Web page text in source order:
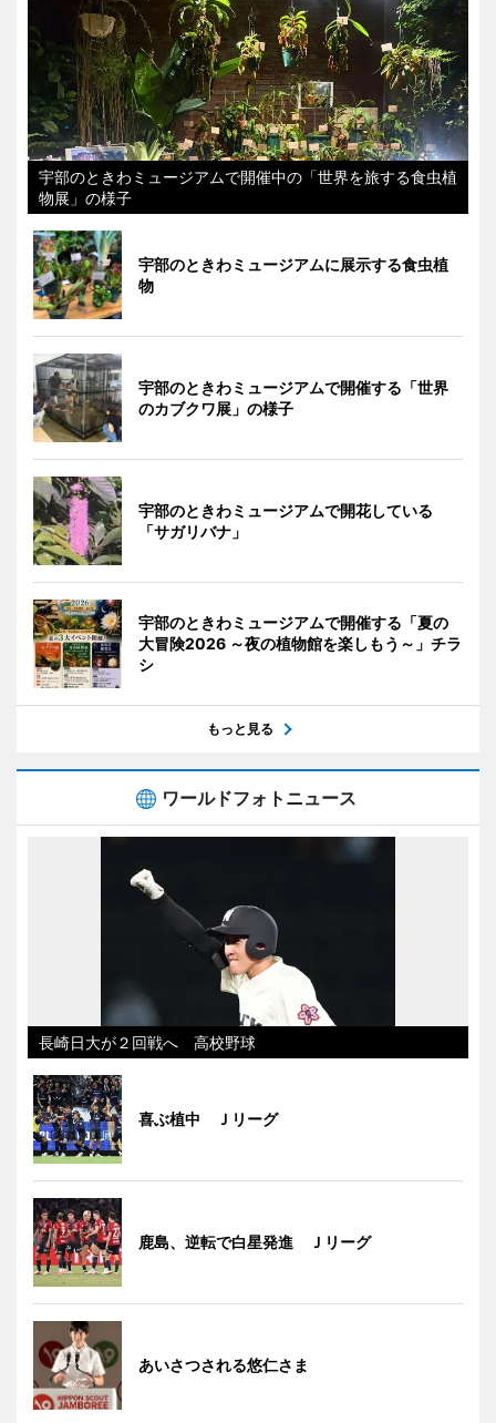
宇部のときわミュージアムで開催中の「世界を旅する食虫植
物展」の様子
宇部のときわミュージアムに展示する食虫植
物
宇部のときわミュージアムで開催する「世界
のカブクワ展」の様子
宇部のときわミュージアムで開花している
「サガリバナ」
宇部のときわミュージアムで開催する「夏の
大冒険2026 ～夜の植物館を楽しもう～」チラ
シ
もっと見る
ワールドフォトニュース
長崎日大が２回戦へ 高校野球
喜ぶ植中 Ｊリーグ
鹿島、逆転で白星発進 Ｊリーグ
あいさつされる悠仁さま